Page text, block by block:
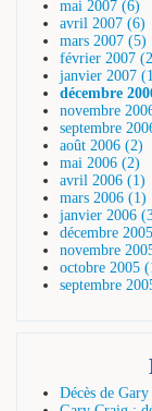
mai 2007 (6)
avril 2007 (6)
mars 2007 (5)
février 2007
janvier 2007
décembre
novembre
septembre
août 2006 (2)
mai 2006 (2)
avril 2006 (1)
mars 2006 (1)
janvier 2006
décembre
novembre
octobre 2005
septembre
Décès de